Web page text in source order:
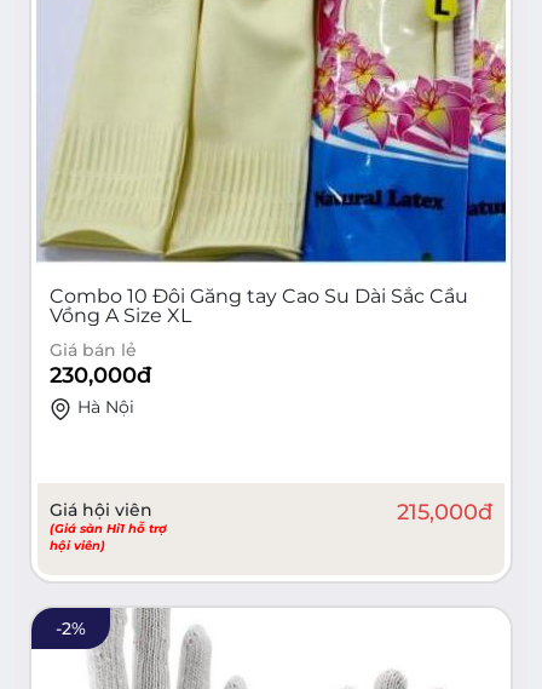
Combo 10 Đôi Găng tay Cao Su Dài Sắc Cầu
Vồng A Size XL
Giá bán lẻ
230,000đ
Hà Nội
Giá hội viên
(Giá sàn Hi1 hỗ trợ
hội viên)
215,000đ
-2%